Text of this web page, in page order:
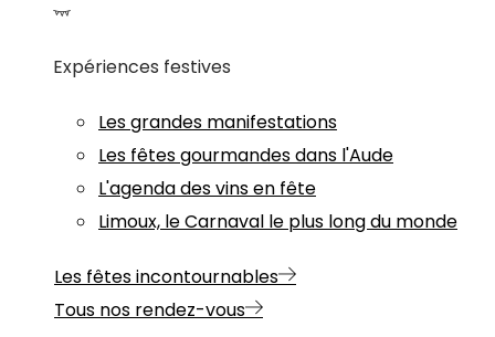
Expériences festives
Les grandes manifestations
Les fêtes gourmandes dans l'Aude
L'agenda des vins en fête
Limoux, le Carnaval le plus long du monde
Les fêtes incontournables
Tous nos rendez-vous